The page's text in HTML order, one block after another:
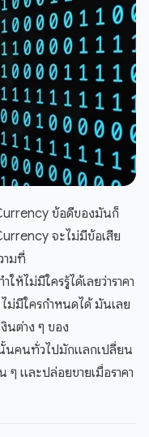
ข้อดีของมันก็
จะไม่มีข้อเสีย
ามที่
ไม่มีใครรู้ได้เลยว่าราคา
มีใครกำหนดได้ มันเลย
นต่าง ๆ ของ
คนทั่วไปมักแลกเปลี่ยน
และปล่อยขายเมื่อราคา